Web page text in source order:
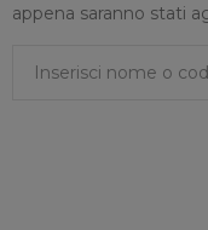
appena saranno stati